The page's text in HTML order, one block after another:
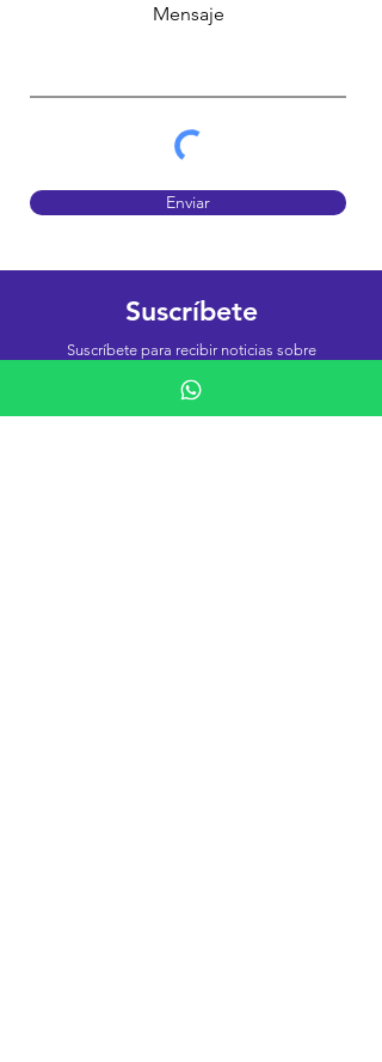
Mensaje
Enviar
Suscríbete
Suscríbete para recibir noticias sobre
Email